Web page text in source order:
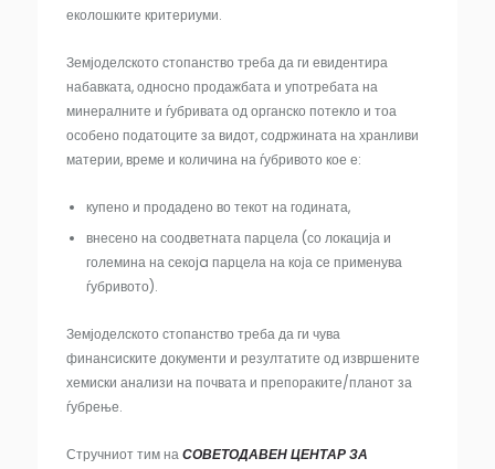
еколошките критериуми.
Земјоделското стопанство треба да ги евидентира
набавката, односно продажбата и употребата на
минералните и ѓубривата од органско потекло и тоа
особено податоците за видот, содржината на хранливи
материи, време и количина на ѓубривото кое е:
купено и продадено во текот на годината,
внесено на соодветната парцела (со локација и
големина на секоja парцела на која се применува
ѓубривото).
Земјоделското стопанство треба да ги чува
финансиските документи и резултатите од извршените
хемиски анализи на почвата и препораките/планот за
ѓубрење.
Стручниот тим наСОВЕТОДАВЕН ЦЕНТАР ЗА